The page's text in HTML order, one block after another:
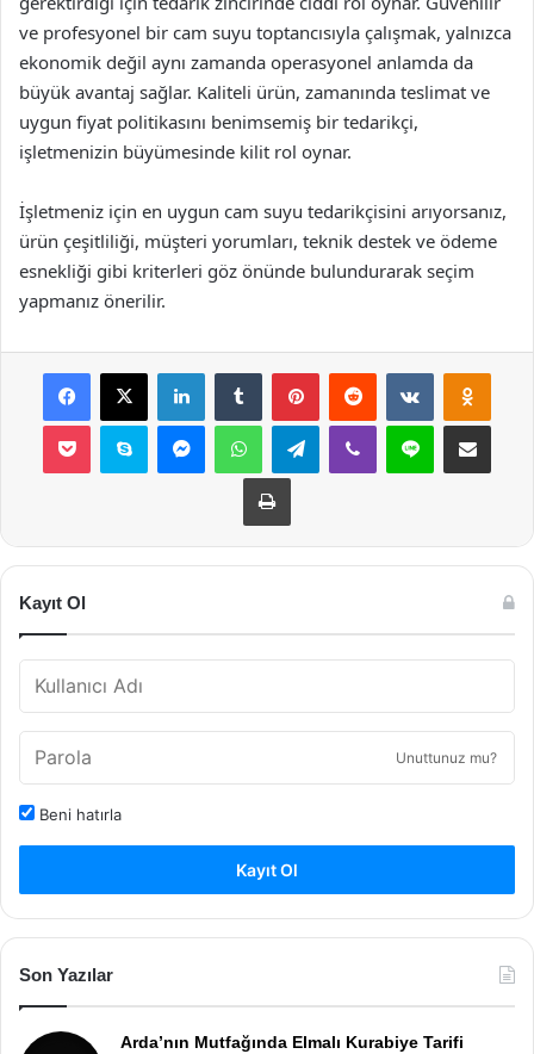
ve profesyonel bir cam suyu toptancısıyla çalışmak, yalnızca
ekonomik değil aynı zamanda operasyonel anlamda da
büyük avantaj sağlar. Kaliteli ürün, zamanında teslimat ve
uygun fiyat politikasını benimsemiş bir tedarikçi,
işletmenizin büyümesinde kilit rol oynar.
İşletmeniz için en uygun cam suyu tedarikçisini arıyorsanız,
ürün çeşitliliği, müşteri yorumları, teknik destek ve ödeme
esnekliği gibi kriterleri göz önünde bulundurarak seçim
yapmanız önerilir.
Facebook
X LinkedInTumblr PinterestReddit VKontakte
Pocket Skype MessengerWhatsAppTelegramViber Line E-Posta ile
Yazdır
Kayıt Ol
Unuttunuz mu?
Beni hatırla
Kayıt Ol
Son Yazılar
Arda’nın Mutfağında Elmalı Kurabiye Tarifi